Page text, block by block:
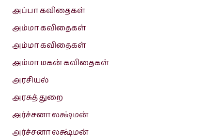
அப்பா கவிதைகள்
அம்மா கவிதைகள்
அம்மா கவிதைகள்
அம்மா மகன் கவிதைகள்
அரசியல்
அரசுத் துறை
அர்ச்சனா லக்ஷ்மன்
அர்ச்சனா லக்ஷ்மன்